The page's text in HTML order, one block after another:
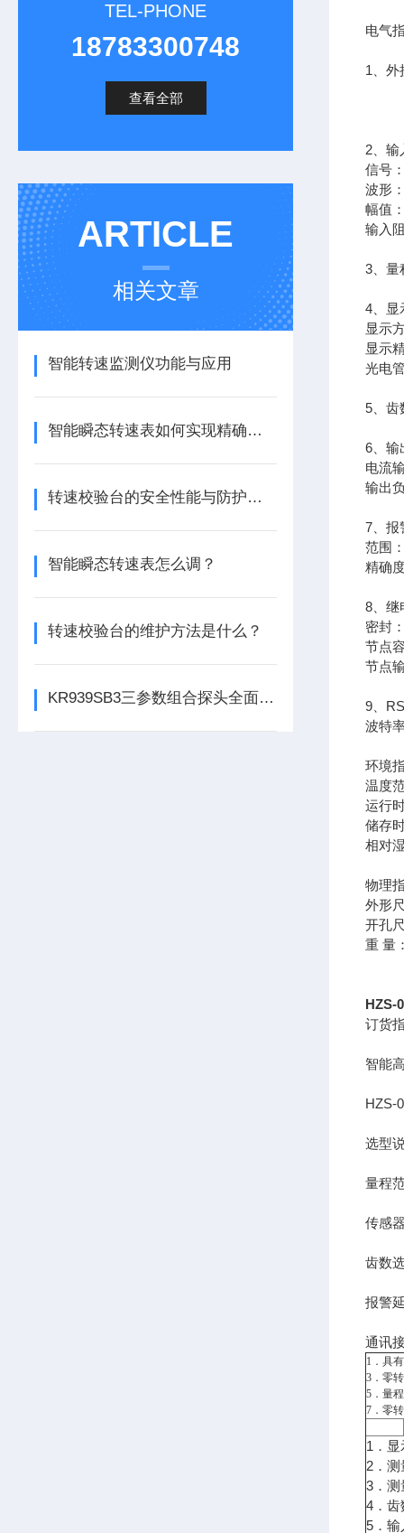
TEL-PHONE
18783300748
查看全部
ARTICLE
相关文章
智能转速监测仪功能与应用
智能瞬态转速表如何实现精确测量？
转速校验台的安全性能与防护措施
智能瞬态转速表怎么调？
转速校验台的维护方法是什么？
KR939SB3三参数组合探头全面解析
电气
1、外
2、输
信号
波形
幅值
输入
3、量
4、显
显示
显示
光电
5、齿
6、输
电流
输出
7、报
范围
精确
8、继
密封
节点
节点
9、
波特
环境
温度
运行
储存
相对
物理
外形
开孔
重 量
HZS-
订货
智能
HZS-
选型
量程
传感
齿数
报警
通讯
1．具
3．零
5．量
7．零
1．
2．
3．测
4．齿
5．输